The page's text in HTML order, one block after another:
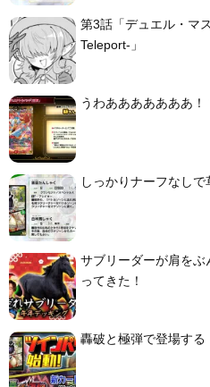
第3話「デュエル・マ
Teleport-」
うわあああああああ！
しっかりナーフなしで
サブリーダーが肩を
ってきた！
轟破と極弾で登場する